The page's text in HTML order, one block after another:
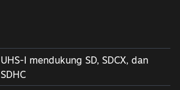
UHS-I mendukung SD, SDCX, dan
SDHC